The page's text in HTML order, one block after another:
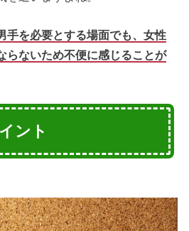
手を必要とする場面でも、女性
らないため不便に感じることが
ント